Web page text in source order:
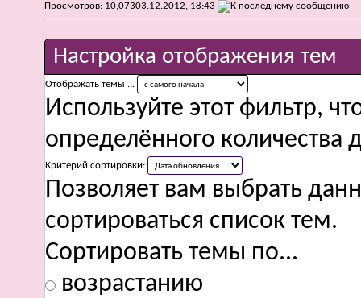
Просмотров: 10,07303.12.2012, 18:43
Настройка отображения тем
Отображать темы ...
Используйте этот фильтр,
определённого количества
Критерий сортировки:
Позволяет вам выбрать
сортироваться список тем.
Сортировать темы по...
возрастанию